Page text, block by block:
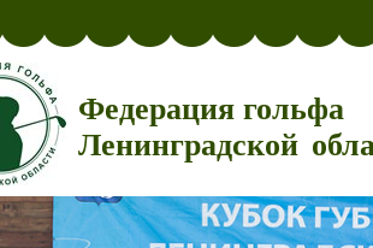
Федерация гольфа
Ленинградской